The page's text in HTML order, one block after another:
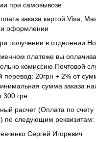
при самовывозе
заказа картой Visa,
оформлении
получении в отделении
платеже вы
комиссию Почтовой
перевод: 20грн + 2% от
сумма заказа
грн.
расчет (Оплата по
следующим реквизитам:
Сергей Игоревич